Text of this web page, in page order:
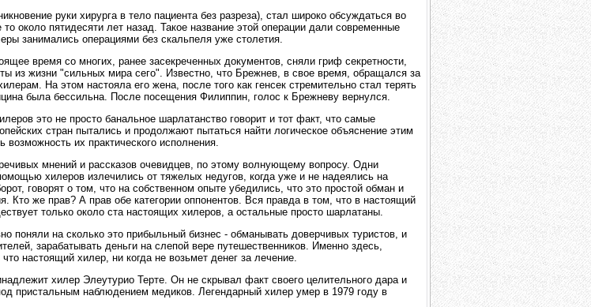
руки хирурга в тело пациента без разреза), стал широко обсуждаться во
около пятидесяти лет назад. Такое название этой операции дали современные
занимались операциями без скальпеля уже столетия.
время со многих, ранее засекреченных документов, сняли гриф секретности,
из жизни "сильных мира сего". Известно, что Брежнев, в свое время, обращался за
На этом настояла его жена, после того как генсек стремительно стал терять
была бессильна. После посещения Филиппин, голос к Брежневу вернулся.
это не просто банальное шарлатанство говорит и тот факт, что самые
стран пытались и продолжают пытаться найти логическое объяснение этим
возможность их практического исполнения.
мнений и рассказов очевидцев, по этому волнующему вопросу. Одни
хилеров излечились от тяжелых недугов, когда уже и не надеялись на
говорят о том, что на собственном опыте убедились, что это простой обман и
Кто же прав? А прав обе категории оппонентов. Вся правда в том, что в настоящий
только около ста настоящих хилеров, а остальные просто шарлатаны.
поняли на сколько это прибыльный бизнес - обманывать доверчивых туристов, и
зарабатывать деньги на слепой вере путешественников. Именно здесь,
настоящий хилер, ни когда не возьмет денег за лечение.
хилер Элеутурио Терте. Он не скрывал факт своего целительного дара и
пристальным наблюдением медиков. Легендарный хилер умер в 1979 году в